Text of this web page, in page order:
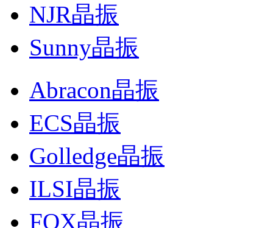
NJR晶振
Sunny晶振
Abracon晶振
ECS晶振
Golledge晶振
ILSI晶振
FOX晶振